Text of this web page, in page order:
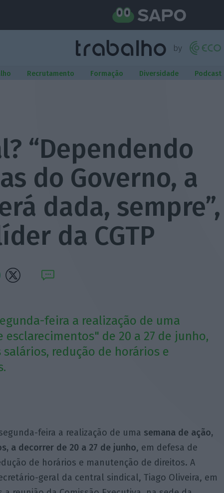
Recrutamento Formação Diversidade Podcast
“Dependendo
do Governo, a
dada, sempre”,
da CGTP
feira a realização de uma
esclarecimentos" de 20 a 27 de junho,
redução de horários e
feira a realização de uma semana de ação,
a decorrer de 20 a 27 de junho, em defesa de
de horários e manutenção de direitos. A
geral da central sindical, Tiago Oliveira, em